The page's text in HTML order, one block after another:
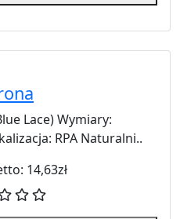
Lace) Wymiary:
RPA Naturalni..
14,63zł